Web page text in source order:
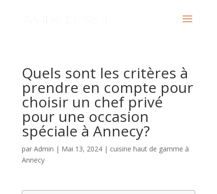
Quels sont les critères à
prendre en compte pour
choisir un chef privé
pour une occasion
spéciale à Annecy?
par Admin | Mai 13, 2024| cuisine haut de gamme à
Annecy